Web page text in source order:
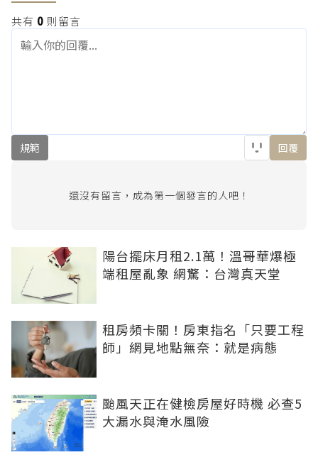
共有 0 則留言
規範 回覆
還沒有留言，成為第一個發言的人吧！
陽台擺床月租2.1萬！溫哥華爆極
端租屋亂象 網驚：台灣真天堂
租房頻卡關！房東指名「只要工程
師」網見地點無奈：就是病態
颱風天正在健檢房屋好時機 必查5
大漏水與淹水風險